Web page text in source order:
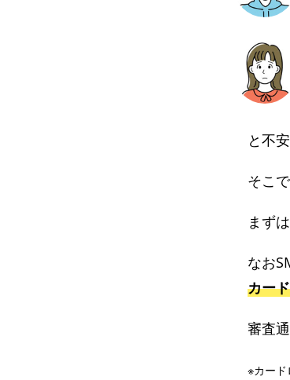
と不
そこ
まず
なお
カー
審査
※カード